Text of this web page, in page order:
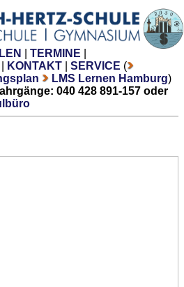
TERMINE
KONTAKT SERVICE (
LMS Lernen Hamburg)
040 428 891-157 oder